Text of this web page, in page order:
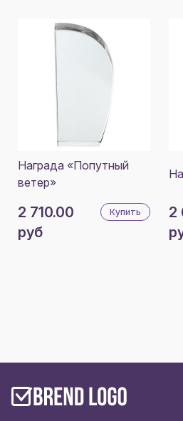
Награда «Попутный
ветер»
2 710.00
руб
Купить
2